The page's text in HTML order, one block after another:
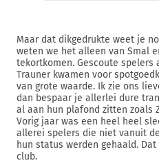
Maar dat dikgedrukte weet je
weten we het alleen van Smal
tekortkomen. Gescoute spelers
Trauner kwamen voor
van grote waarde. Ik zie ons
dan bespaar je allerlei dure
al aan hun plafond zitten zoals
Vorig jaar was een heel heel
allerei spelers die niet vanuit
hun status werden gehaald.
club.